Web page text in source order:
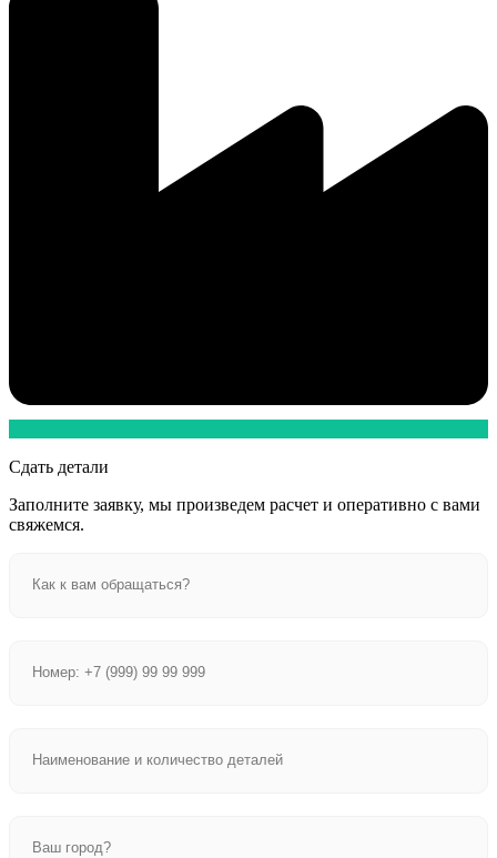
Сдать детали
Заполните заявку, мы произведем расчет и оперативно с вами
свяжемся.